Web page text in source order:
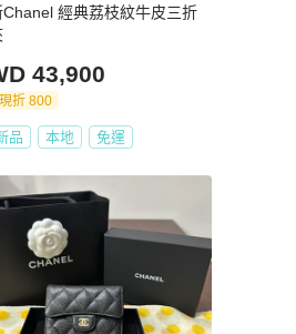
Chanel 經典荔枝紋牛皮三折
43,900
現折 800
品 本地 免運